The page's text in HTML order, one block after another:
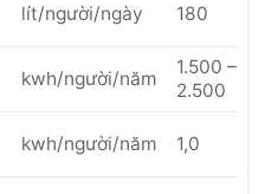
lít/người/ngày 180
kwh/người/năm
1.500 –
2.500
kwh/người/năm 1,0